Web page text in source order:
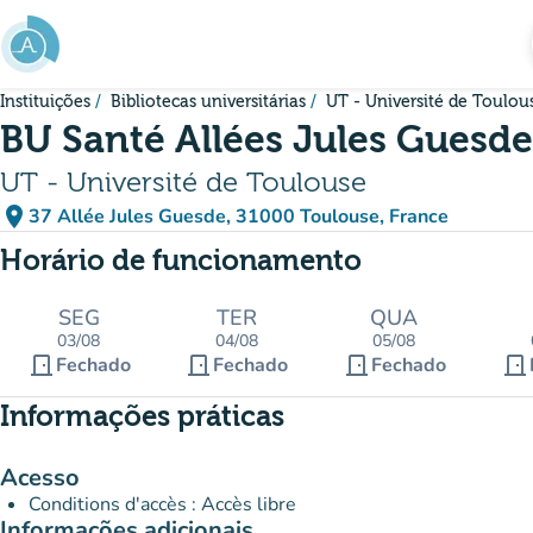
Ir para o conteúdo principal
Instituições Bibliotecas universitárias UT - Université de
BU Santé Allées Jules Guesde
UT - Université de Toulouse
place 37 Allée Jules Guesde, 31000 Toulouse, France
(abrir no Google Maps)
(novo separador)
Horário de funcionamento
SEG
03/08
door_front Fechado
TER
04/08
door_front Fechado
QUA
05/08
door_front Fechado door_front
Informações práticas
Acesso
Conditions d'accès : Accès libre